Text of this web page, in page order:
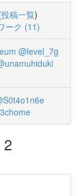
投稿一覧)
ーク (11)
@level_7g
2